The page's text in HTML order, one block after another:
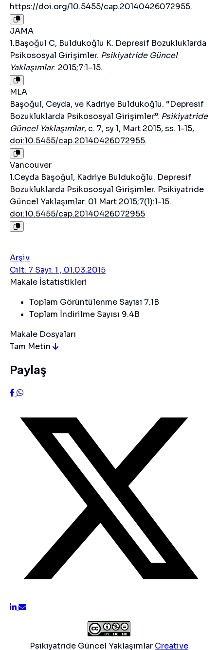
https://doi.org/10.5455/cap.20140426072955.
JAMA
1.Başoğul C, Buldukoğlu K. Depresif Bozukluklarda
Psikososyal Girişimler. Psikiyatride Güncel
Yaklaşımlar. 2015;7:1–15.
MLA
Başoğul, Ceyda, ve Kadriye Buldukoğlu. “Depresif
Bozukluklarda Psikososyal Girişimler”. Psikiyatride
Güncel Yaklaşımlar, c. 7, sy 1, Mart 2015, ss. 1-15,
doi:10.5455/cap.20140426072955.
Vancouver
1.Ceyda Başoğul, Kadriye Buldukoğlu. Depresif
Bozukluklarda Psikososyal Girişimler. Psikiyatride
Güncel Yaklaşımlar. 01 Mart 2015;7(1):1-15.
doi:10.5455/cap.20140426072955
Arşiv
Cilt: 7 Sayı: 1 , 01.03.2015
Makale İstatistikleri
Toplam Görüntülenme Sayısı 7.1B
Toplam İndirilme Sayısı 9.4B
Makale Dosyaları
Tam Metin
Paylaş
Psikiyatride Güncel Yaklaşımlar Creative